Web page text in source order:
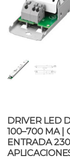
DRIVER LED
100–700 MA |
ENTRADA